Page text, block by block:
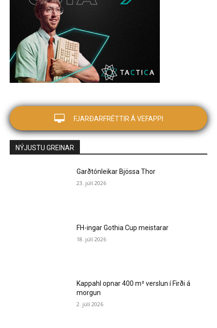
FJARÐARFRÉTTIR Á VEFAPPI
NÝJUSTU GREINAR
Garðtónleikar Bjössa Thor
23. júlí 2026
FH-ingar Gothia Cup meistarar
18. júlí 2026
Kappahl opnar 400 m² verslun í Firði á
morgun
2. júlí 2026